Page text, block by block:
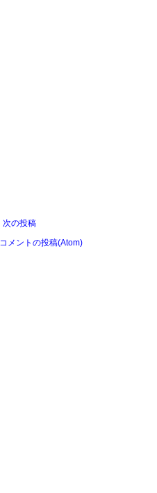
次の投稿
コメントの投稿(Atom)